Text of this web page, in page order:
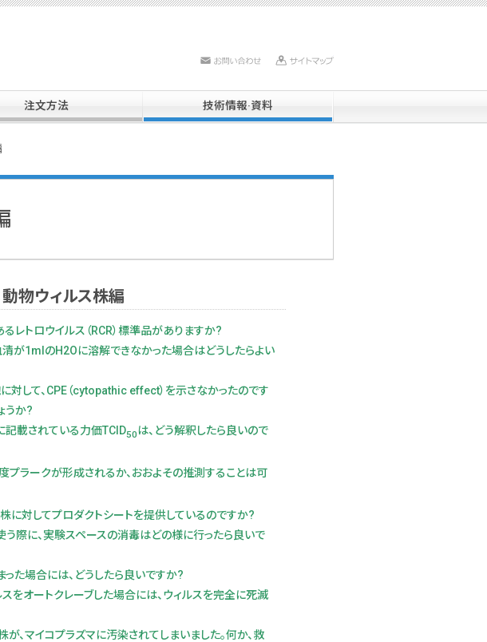
注文方法 技術情報·資料
動物ウィルス株編
レトロウイルス（RCR）標準品がありますか?
が1mlのH2Oに溶解できなかった場合はどうしたらよい
対して、CPE（cytopathic effect）を示さなかったのです
うか?
記載されている力価TCID50は、どう解釈したら良いので
プラークが形成されるか、おおよその推測することは可
に対してプロダクトシートを提供しているのですか?
う際に、実験スペースの消毒はどの様に行ったら良いで
った場合には、どうしたら良いですか?
をオートクレーブした場合には、ウィルスを完全に死滅
、マイコプラズマに汚染されてしまいました。何か、救